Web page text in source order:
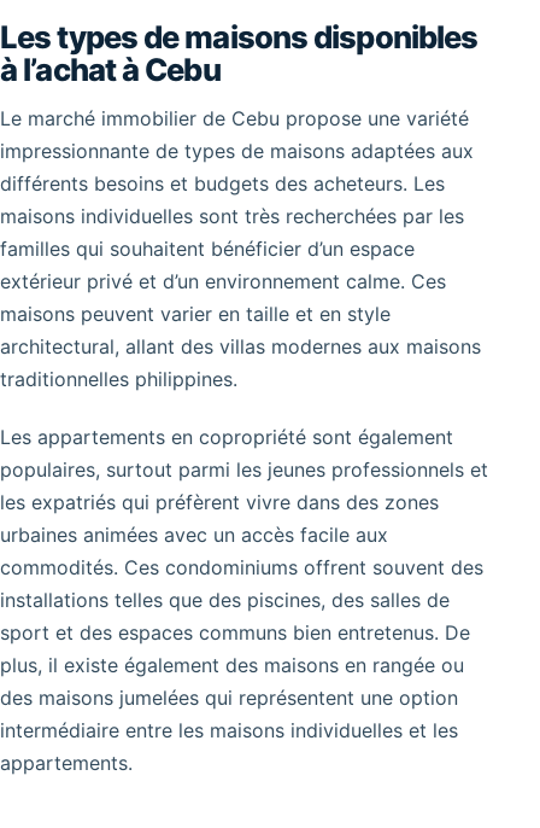
Les types de maisons disponibles
à l’achat à Cebu
Le marché immobilier de Cebu propose une variété
impressionnante de types de maisons adaptées aux
différents besoins et budgets des acheteurs. Les
maisons individuelles sont très recherchées par les
familles qui souhaitent bénéficier d’un espace
extérieur privé et d’un environnement calme. Ces
maisons peuvent varier en taille et en style
architectural, allant des villas modernes aux maisons
traditionnelles philippines.
Les appartements en copropriété sont également
populaires, surtout parmi les jeunes professionnels et
les expatriés qui préfèrent vivre dans des zones
urbaines animées avec un accès facile aux
commodités. Ces condominiums offrent souvent des
installations telles que des piscines, des salles de
sport et des espaces communs bien entretenus. De
plus, il existe également des maisons en rangée ou
des maisons jumelées qui représentent une option
intermédiaire entre les maisons individuelles et les
appartements.